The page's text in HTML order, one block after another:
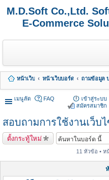
M.D.Soft Co.,Ltd.
E-Commerce
หน้าเว็บ หน้าเว็บบอร์ด
เมนูลัด
FAQ
เข้าสู่ระบบ
สมัครสมาชิก
สอบถามการใช้งานเว็บ
ตั้งกระทู้ใหม่
11 หัวข้อ • ห